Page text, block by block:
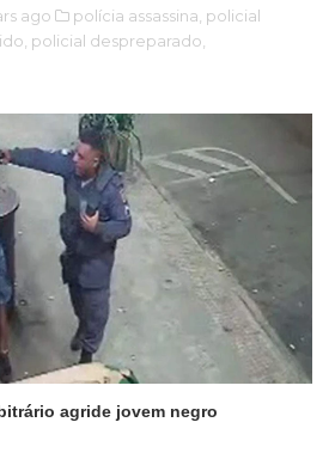
ago polícia assassina, policial
policial despreparado,
agride jovem negro